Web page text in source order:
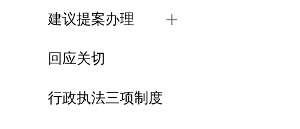
建议提案办理
回应关切
行政执法三项制度